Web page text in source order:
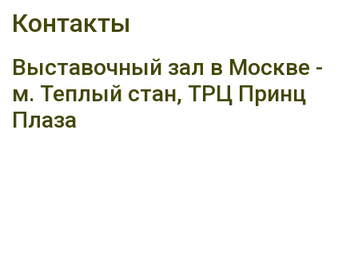
Контакты
Выставочный зал в Москве -
м. Теплый стан, ТРЦ Принц
Плаза